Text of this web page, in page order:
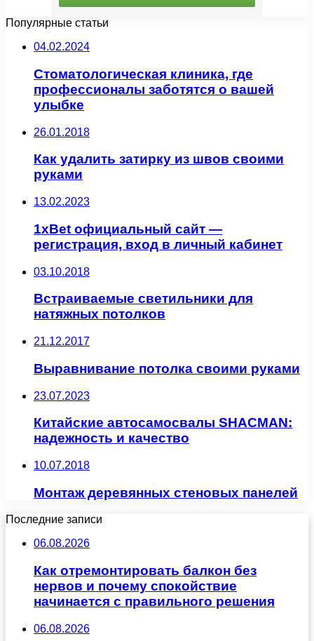
Популярные статьи
04.02.2024
Стоматологическая клиника, где
профессионалы заботятся о вашей
улыбке
26.01.2018
Как удалить затирку из швов своими
руками
13.02.2023
1xBet официальный сайт —
регистрация, вход в личный кабинет
03.10.2018
Встраиваемые светильники для
натяжных потолков
21.12.2017
Выравнивание потолка своими руками
23.07.2023
Китайские автосамосвалы SHACMAN:
надежность и качество
10.07.2018
Монтаж деревянных стеновых панелей
Последние записи
06.08.2026
Как отремонтировать балкон без
нервов и почему спокойствие
начинается с правильного решения
06.08.2026